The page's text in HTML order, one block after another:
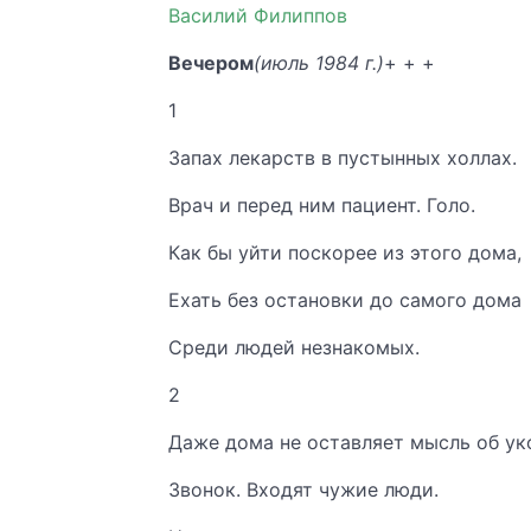
Василий Филиппов
Вечером(июль 1984 г.)+ + +
1
Запах лекарств в пустынных холлах.
Врач и перед ним пациент. Голо.
Как бы уйти поскорее из этого дома,
Ехать без остановки до самого дома
Среди людей незнакомых.
2
Даже дома не оставляет мысль об
Звонок. Входят чужие люди.